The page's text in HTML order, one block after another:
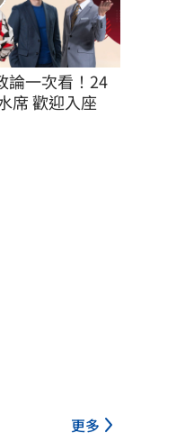
論一次看！24
席 歡迎入座
更多